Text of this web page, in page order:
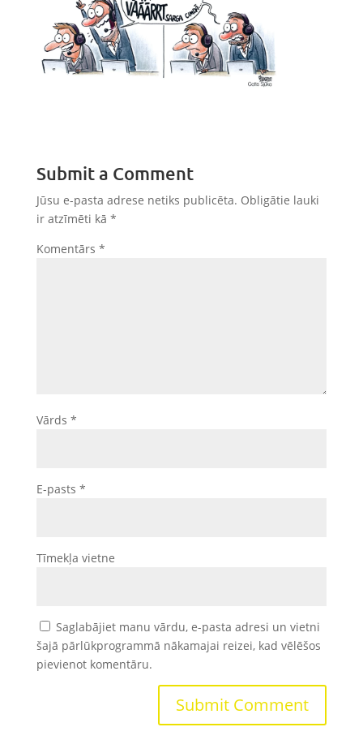
Submit a Comment
Jūsu e-pasta adrese netiks publicēta. Obligātie lauki
ir atzīmēti kā *
Komentārs *
Vārds *
E-pasts *
Tīmekļa vietne
Saglabājiet manu vārdu, e-pasta adresi un vietni
šajā pārlūkprogrammā nākamajai reizei, kad vēlēšos
pievienot komentāru.